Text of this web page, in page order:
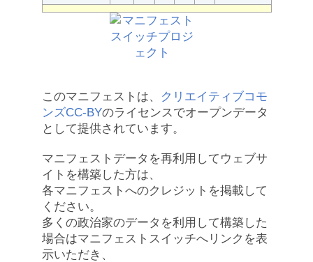
このマニフェストは、
クリエイティブコモ
ンズCC-BYのライセンスでオープンデータ
として提供されています。
マニフェストデータを再利用してウェブサ
イトを構築した方は、
各マニフェストへのクレジットを掲載して
ください。
多くの政治家のデータを利用して構築した
場合はマニフェストスイッチへリンクを表
示いただき、